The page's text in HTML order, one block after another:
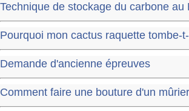
Technique de stockage du carbone au
Pourquoi mon cactus raquette tombe-
Demande d'ancienne épreuves
Comment faire une bouture d'un